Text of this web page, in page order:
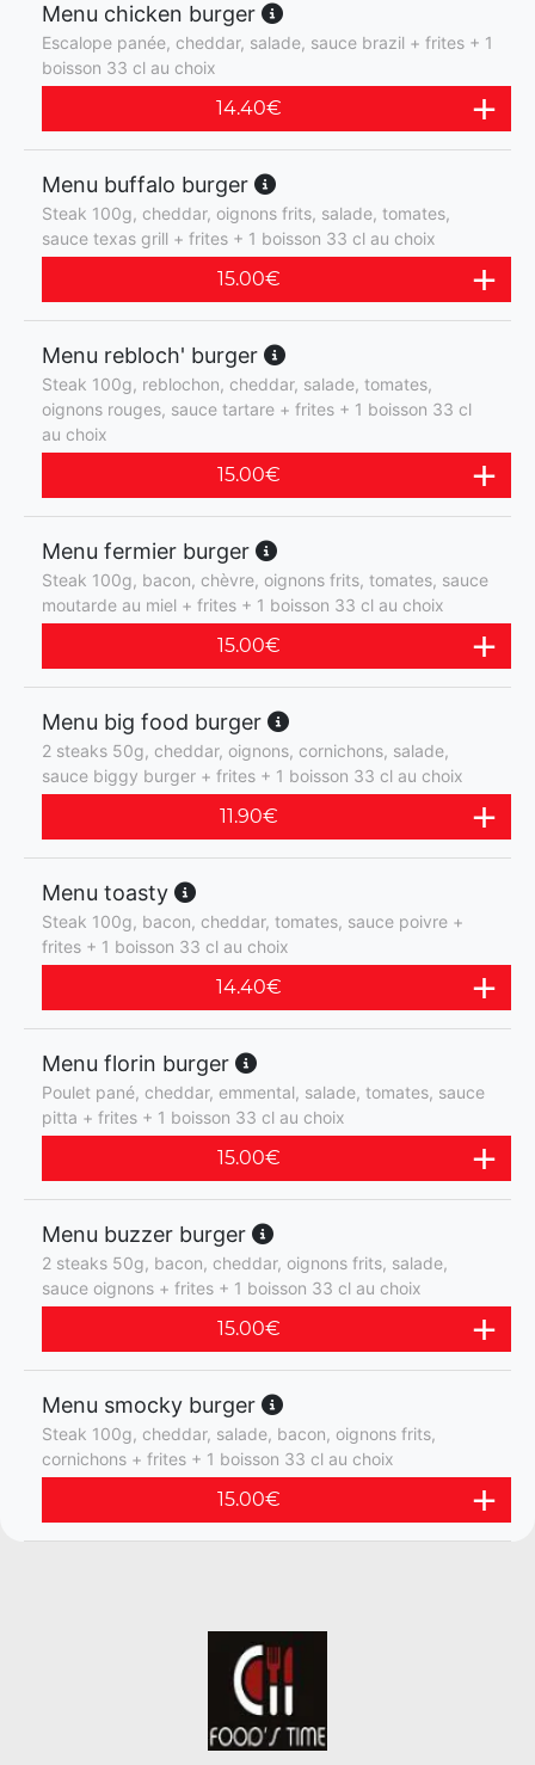
Menu chicken burger
Escalope panée, cheddar, salade, sauce brazil + frites + 1
boisson 33 cl au choix
14.40€
Menu buffalo burger
Steak 100g, cheddar, oignons frits, salade, tomates,
sauce texas grill + frites + 1 boisson 33 cl au choix
15.00€
Menu rebloch' burger
Steak 100g, reblochon, cheddar, salade, tomates,
oignons rouges, sauce tartare + frites + 1 boisson 33 cl
au choix
15.00€
Menu fermier burger
Steak 100g, bacon, chèvre, oignons frits, tomates, sauce
moutarde au miel + frites + 1 boisson 33 cl au choix
15.00€
Menu big food burger
2 steaks 50g, cheddar, oignons, cornichons, salade,
sauce biggy burger + frites + 1 boisson 33 cl au choix
11.90€
Menu toasty
Steak 100g, bacon, cheddar, tomates, sauce poivre +
frites + 1 boisson 33 cl au choix
14.40€
Menu florin burger
Poulet pané, cheddar, emmental, salade, tomates, sauce
pitta + frites + 1 boisson 33 cl au choix
15.00€
Menu buzzer burger
2 steaks 50g, bacon, cheddar, oignons frits, salade,
sauce oignons + frites + 1 boisson 33 cl au choix
15.00€
Menu smocky burger
Steak 100g, cheddar, salade, bacon, oignons frits,
cornichons + frites + 1 boisson 33 cl au choix
15.00€